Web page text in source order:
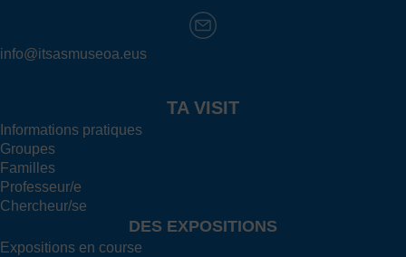
info@itsasmuseoa.eus
TA VISIT
Informations pratiques
Groupes
Familles
Professeur/e
Chercheur/se
DES EXPOSITIONS
Expositions en course